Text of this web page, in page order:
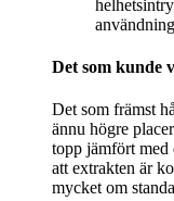
Det som kunde
Det som främst
ännu högre
topp jämfört med
att extrakten är
mycket om